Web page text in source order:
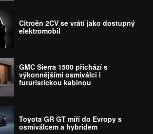
Citroën 2CV se vrátí jako dostupný
elektromobil
GMC Sierra 1500 přichází s
výkonnějšími osmiválci i
futuristickou kabinou
Toyota GR GT míří do Evropy s
osmiválcem a hybridem